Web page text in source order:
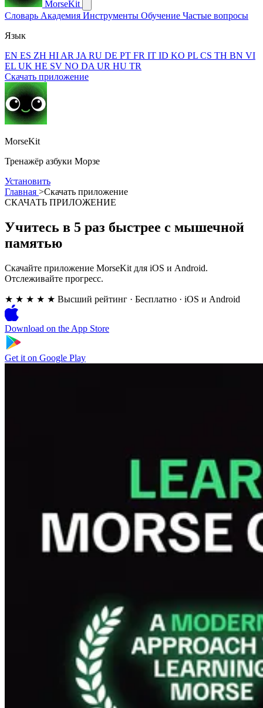
MorseKit
Словарь Академия Инструменты Обучение Частые вопросы
Язык
EN ES ZH HI AR JA RU DE PT FR IT ID KO PL CS TH BN VI
EL UK HE SV NO DA UR HU TR
Скачать приложение
MorseKit
Тренажёр азбуки Морзе
Установить
Главная >Скачать приложение
СКАЧАТЬ ПРИЛОЖЕНИЕ
Учитесь в 5 раз быстрее с мышечной
памятью
Скачайте приложение MorseKit для iOS и Android.
Отслеживайте прогресс.
★ ★ ★ ★ ★ Высший рейтинг · Бесплатно · iOS и Android
Download on the App Store
Get it on Google Play